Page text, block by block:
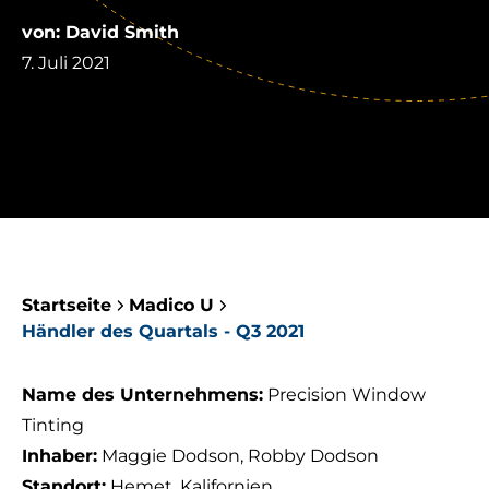
von: David Smith
7. Juli 2021
Startseite
Madico U
Händler des Quartals - Q3 2021
Name des Unternehmens: Precision Window
Tinting
Inhaber: Maggie Dodson, Robby Dodson